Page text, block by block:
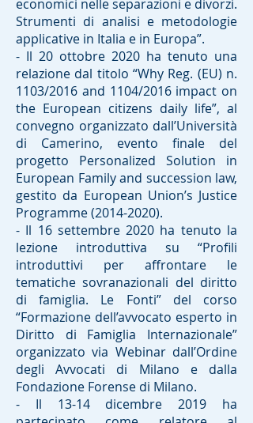
economici nelle separazioni e divorzi.
Strumenti di analisi e metodologie
applicative in Italia e in Europa”.
- Il 20 ottobre 2020 ha tenuto una
relazione dal titolo “Why Reg. (EU) n.
1103/2016 and 1104/2016 impact on
the European citizens daily life”, al
convegno organizzato dall’Università
di Camerino, evento finale del
progetto Personalized Solution in
European Family and succession law,
gestito da European Union’s Justice
Programme(2014-2020).
- Il 16 settembre 2020 ha tenuto la
lezione introduttiva su “Profili
introduttivi per affrontare le
tematiche sovranazionali del diritto
di famiglia. Le Fonti” del corso
“Formazione dell’avvocato esperto in
Diritto di Famiglia Internazionale”
organizzato via Webinar dall’Ordine
degli Avvocati di Milano e dalla
Fondazione Forense di Milano.
- Il 13-14 dicembre 2019 ha